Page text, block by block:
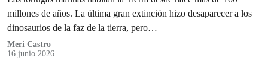
millones de años. La última gran extinción hizo desaparecer a los
dinosaurios de la faz de la tierra, pero…
Meri Castro
16 junio 2026